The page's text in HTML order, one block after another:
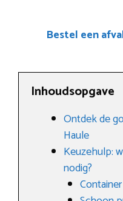
Bestel een
Inhoudsopgave
Ontdek de
Haule
Keuzehulp:
nodig?